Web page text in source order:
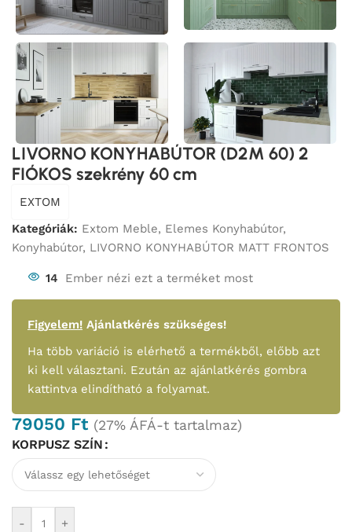
LIVORNO KONYHABÚTOR (D2M 60) 2
FIÓKOS szekrény 60 cm
EXTOM
Kategóriák: Extom Meble, Elemes Konyhabútor,
Konyhabútor, LIVORNO KONYHABÚTOR MATT FRONTOS
14 Ember nézi ezt a terméket most
Figyelem! Ajánlatkérés szükséges!
Ha több variáció is elérhető a termékből, előbb azt
ki kell választani. Ezután az ajánlatkérés gombra
kattintva elindítható a folyamat.
79050 Ft (27% ÁFÁ-t tartalmaz)
KORPUSZ SZÍN
- +